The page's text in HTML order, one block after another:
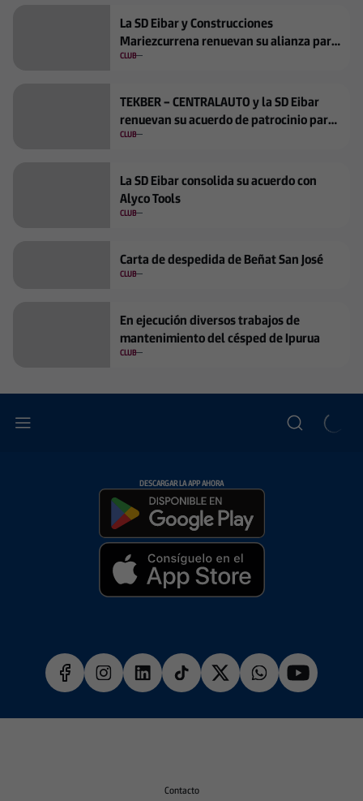
La SD Eibar y Construcciones
Mariezcurrena renuevan su alianza para
la temporada 2026/2027
CLUB
TEKBER – CENTRALAUTO y la SD Eibar
renuevan su acuerdo de patrocinio para
la temporada 2026/2027
CLUB
La SD Eibar consolida su acuerdo con
Alyco Tools
CLUB
Carta de despedida de Beñat San José
CLUB
En ejecución diversos trabajos de
mantenimiento del césped de Ipurua
CLUB
DESCARGAR LA APP AHORA
Contacto